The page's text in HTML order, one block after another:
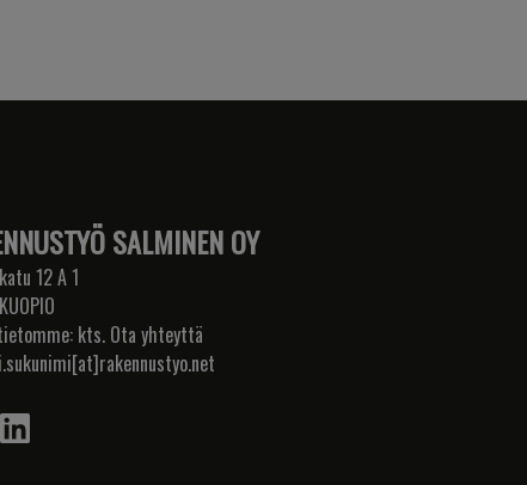
SALMINEN OY
12 A 1
kts. Ota yhteyttä